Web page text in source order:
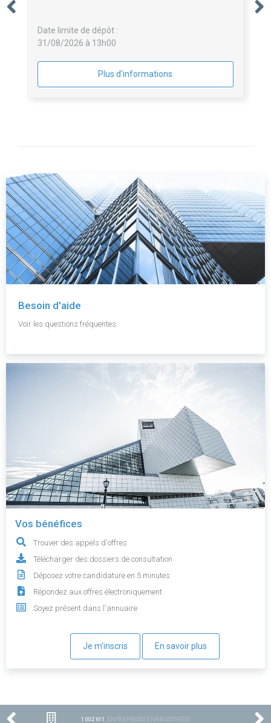
Date limite de dépôt :
31/08/2026 à 13h00
Plus d'informations
Besoin d'aide
Voir les questions fréquentes.
Vos bénéfices
Trouver des appels d'offres
Télécharger des dossiers de consultation
Déposez votre candidature en 5 minutes
Répondez aux offres électroniquement
Soyez présent dans l'annuaire
Je m'inscris En savoir plus
1 002 611 ENTREPRISES ENREGISTRÉES